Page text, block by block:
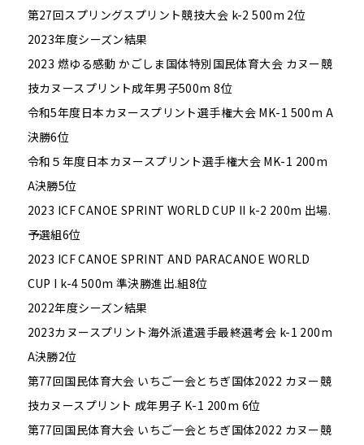
第27回スプリングスプリント競技大会 k-2 500m 2位
2023年度シーズン結果
2023 燃ゆる感動 かごしま国体特別国民体育大会 カヌー競
技カヌースプリント成年男子500m 8位
令和5年度日本カヌースプリント選手権大会 MK-1 500m A
決勝6位
令和５年度日本カヌースプリント選手権大会 MK-1 200m
A決勝5位
2023 ICF CANOE SPRINT WORLD CUP II k-2 200m 出場.
予選組6位
2023 ICF CANOE SPRINT AND PARACANOE WORLD
CUP I k-4 500m 準決勝進出.組8位
2022年度シーズン結果
2023カヌースプリント海外派遣選手最終選考会 k-1 200m
A決勝2位
第77回国民体育大会 いちご一会とちぎ国体2022 カヌー競
技カヌースプリント 成年男子 K-1 200m 6位
第77回国民体育大会 いちご一会とちぎ国体2022 カヌー競